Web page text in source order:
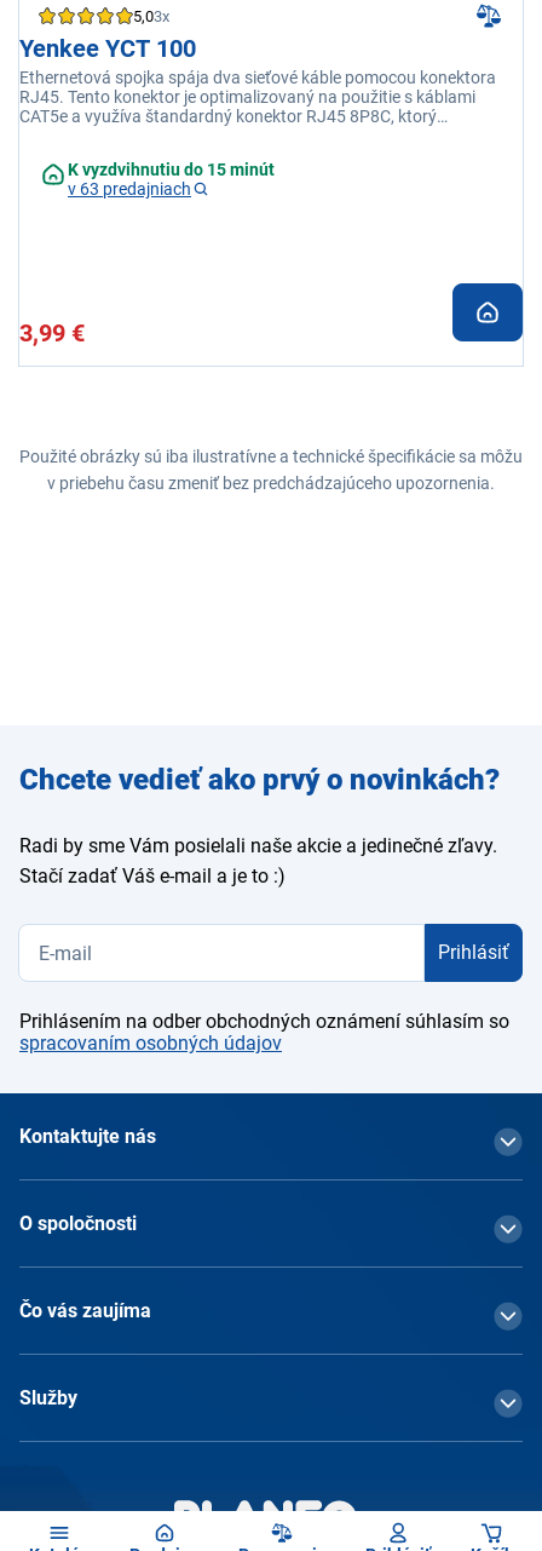
5,03x
Yenkee YCT 100
Ethernetová spojka spája dva sieťové káble pomocou konektora
RJ45. Tento konektor je optimalizovaný na použitie s káblami
CAT5e a využíva štandardný konektor RJ45 8P8C, ktorý
sieťového kábla bez nutnosti kupovať ďalší kábel.
K vyzdvihnutiu do 15 minút
v 63 predajniach
3,99 €
Použité obrázky sú iba ilustratívne a technické špecifikácie sa môžu
v priebehu času zmeniť bez predchádzajúceho upozornenia.
Zadajte
e-mail
Chcete vedieť ako prvý o novinkách?
Radi by sme Vám posielali naše akcie a jedinečné zľavy.
Stačí zadať Váš e-mail a je to :)
Prihlásiť
Prihlásením na odber obchodných oznámení súhlasím so
spracovaním osobných údajov
Kontaktujte nás
O spoločnosti
Čo vás zaujíma
Služby